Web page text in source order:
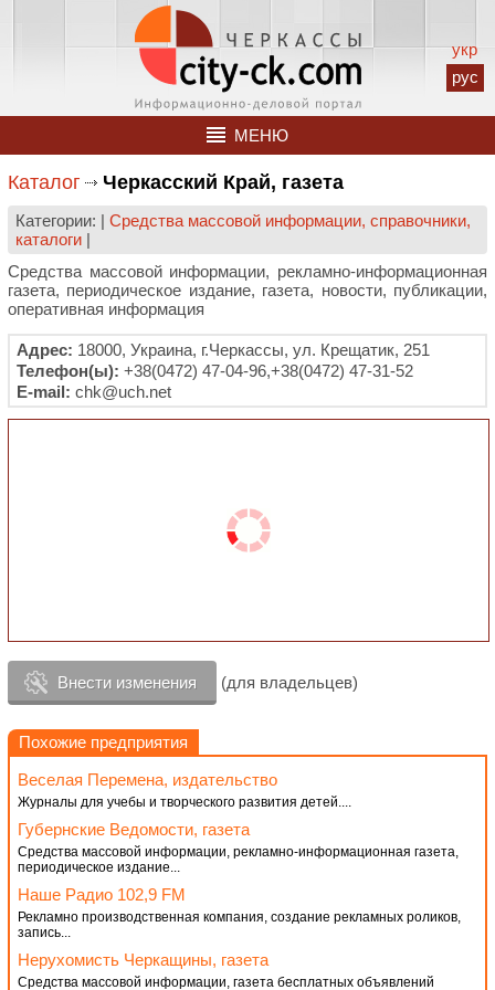
укр
рус
МЕНЮ
Каталог Черкасский Край, газета
Категории: | Средства массовой информации, справочники,
каталоги |
Средства массовой информации, рекламно-информационная
газета, периодическое издание, газета, новости, публикации,
оперативная информация
Адрес: 18000, Украина, г.Черкассы, ул. Крещатик, 251
Телефон(ы): +38(0472) 47-04-96,+38(0472) 47-31-52
E-mail: chk@uch.net
Внести изменения (для владельцев)
Похожие предприятия
Веселая Перемена, издательство
Журналы для учебы и творческого развития детей....
Губернские Ведомости, газета
Средства массовой информации, рекламно-информационная газета,
периодическое издание...
Наше Радио 102,9 FM
Рекламно производственная компания, создание рекламных роликов,
запись...
Нерухомисть Черкащины, газета
Средства массовой информации, газета бесплатных объявлений